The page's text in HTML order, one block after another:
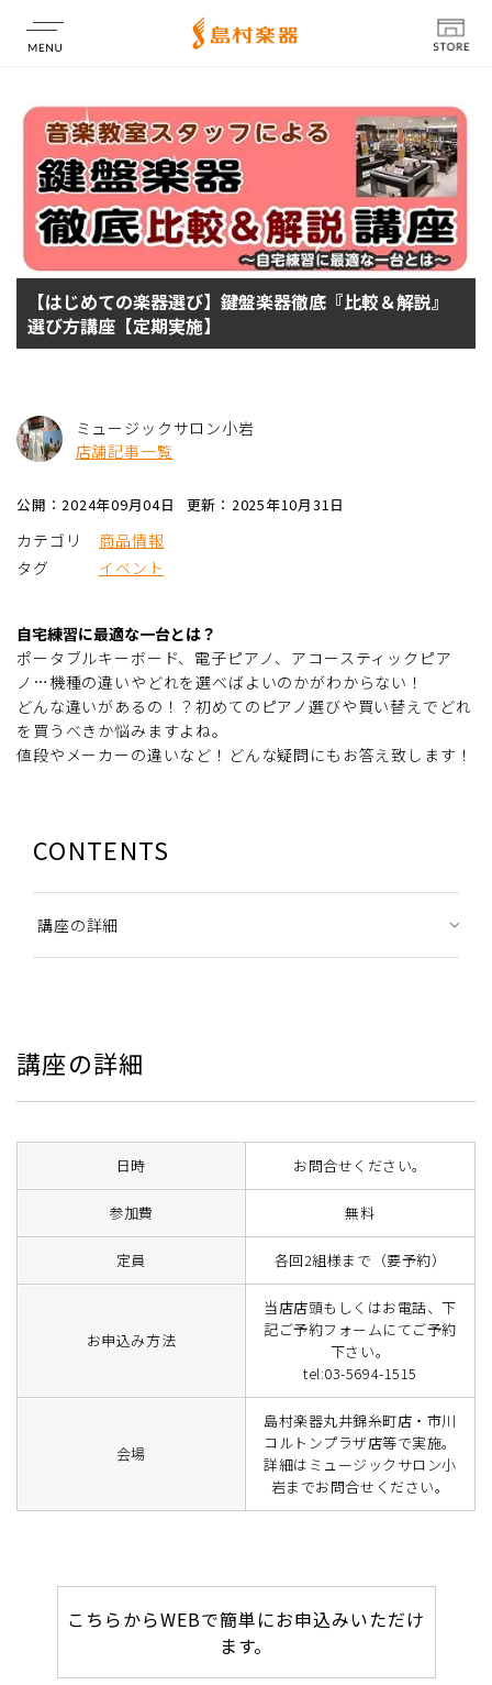
店舗情報
【はじめての楽器選び】鍵盤楽器徹底『比較＆解説』
選び方講座【定期実施】
ミュージックサロン小岩
店舗記事一覧
公開：2024年09月04日 更新：2025年10月31日
カテゴリ
商品情報
タグ
イベント
自宅練習に最適な一台とは？
ポータブルキーボード、電子ピアノ、アコースティックピア
ノ…機種の違いやどれを選べばよいのかがわからない！
どんな違いがあるの！？初めてのピアノ選びや買い替えでどれ
を買うべきか悩みますよね。
値段やメーカーの違いなど！どんな疑問にもお答え致します！
CONTENTS
講座の詳細
講座の詳細
日時 お問合せください。
参加費 無料
定員 各回2組様まで（要予約）
お申込み方法
当店店頭もしくはお電話、下
記ご予約フォームにてご予約
下さい。
tel:03-5694-1515
会場
島村楽器丸井錦糸町店・市川
コルトンプラザ店等で実施。
詳細はミュージックサロン小
岩までお問合せください。
こちらからWEBで簡単にお申込みいただけ
ます。